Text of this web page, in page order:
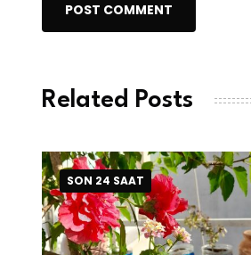
POST COMMENT
Related Posts
SON 24 SAAT